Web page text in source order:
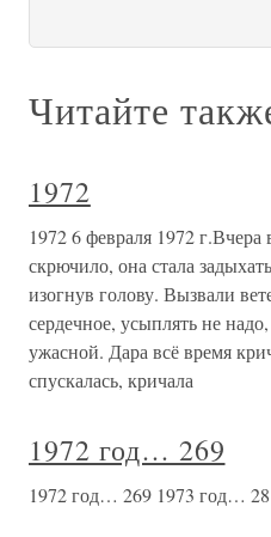
Читайте
1972
1972 6 февраля 1972
скрючило, она стала
изогнув голову. Вызвали
сердечное, усыплять не
ужасной. Дара всё время
спускалась, кричала
1972 год… 269
1972 год… 269 1973 год…